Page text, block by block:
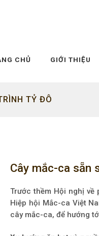
CHỦ GIỚI THIỆU
TỶ ĐÔ
Cây mắc-ca sẵn
Trước thềm Hội nghị về
Hiệp hội Mắc-ca Việt
cây mắc-ca, để hướng